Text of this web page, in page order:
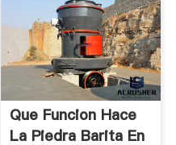
Que Funcion Hace
La Piedra Barita En